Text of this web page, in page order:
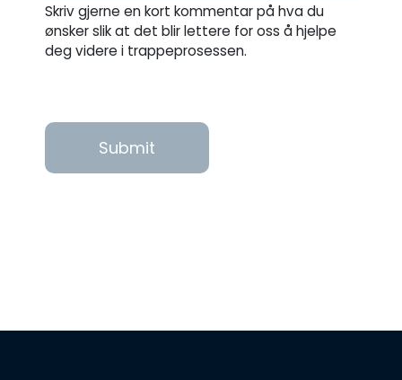
Skriv gjerne en kort kommentar på hva du
ønsker slik at det blir lettere for oss å hjelpe
deg videre i trappeprosessen.
Submit